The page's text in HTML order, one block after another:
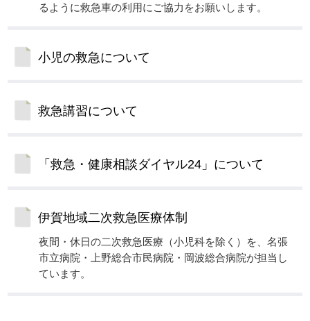
るように救急車の利用にご協力をお願いします。
小児の救急について
救急講習について
「救急・健康相談ダイヤル24」について
伊賀地域二次救急医療体制
夜間・休日の二次救急医療（小児科を除く）を、名張
市立病院・上野総合市民病院・岡波総合病院が担当し
ています。